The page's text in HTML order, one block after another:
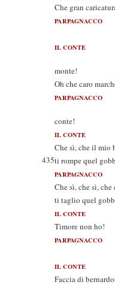
Che gran
PARPAGNACCO
Ah
IL CONTE
monte!
Oh che caro
PARPAGNACCO
Oh
conte!
IL CONTE
Che sì, che il mio
435ti rompe quel
PARPAGNACCO
Che sì, che sì,
ti taglio quel
IL CONTE
Timore non ho!
PARPAGNACCO
Non
IL CONTE
Faccia di